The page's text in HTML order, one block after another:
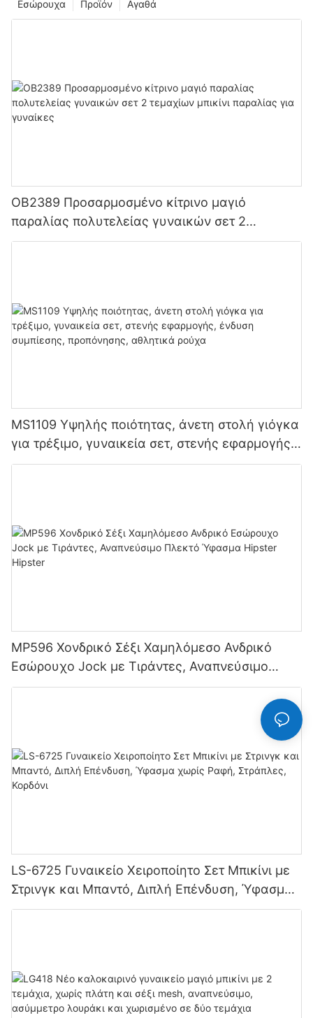
Αγαθά
Προϊόν
Εσώρουχα
OB2389 Προσαρμοσμένο κίτρινο μαγιό
παραλίας πολυτελείας γυναικών σετ 2
τεμαχίων μπικίνι παραλίας για γυναίκες
MS1109 Υψηλής ποιότητας, άνετη στολή γιόγκα
για τρέξιμο, γυναικεία σετ, στενής εφαρμογής,
ένδυση συμπίεσης, προπόνησης, αθλητικά
MP596 Χονδρικό Σέξι Χαμηλόμεσο Ανδρικό
Εσώρουχο Jock με Τιράντες, Αναπνεύσιμο
Πλεκτό Ύφασμα Hipster Hipster
LS-6725 Γυναικείο Χειροποίητο Σετ Μπικίνι με
Στρινγκ και Μπαντό, Διπλή Επένδυση, Ύφασμα
χωρίς Ραφή, Στράπλες, Κορδόνι